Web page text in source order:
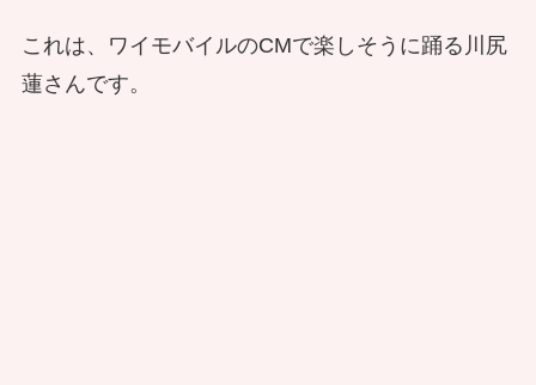
これは、ワイモバイルのCMで楽しそうに踊る川尻
蓮さんです。